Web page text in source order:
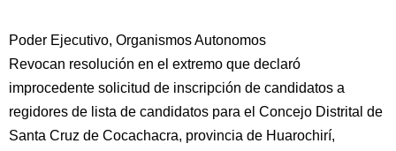
Poder Ejecutivo, Organismos Autonomos
Revocan resolución en el extremo que declaró
improcedente solicitud de inscripción de candidatos a
regidores de lista de candidatos para el Concejo Distrital de
Santa Cruz de Cocachacra, provincia de Huarochirí,